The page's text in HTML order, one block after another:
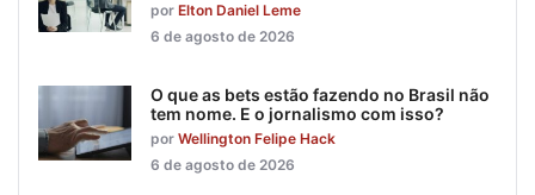
por Elton Daniel Leme
6 de agosto de 2026
O que as bets estão fazendo no Brasil não
tem nome. E o jornalismo com isso?
por Wellington Felipe Hack
6 de agosto de 2026